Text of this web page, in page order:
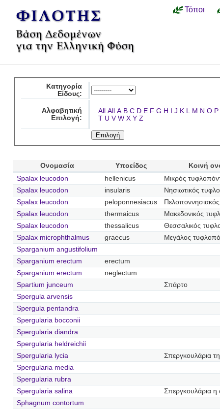
Τόποι
Κατηγορία
Είδους:
Αλφαβητική
Επιλογή:
All All A B C D E F G H I J K L M N O P
T U V W X Y Z
Ονομασία Υποείδος
Κοινή
Spalax leucodon
hellenicus
Μικρός
Spalax leucodon
insularis
Νησιωτικός
Spalax leucodon
peloponnesiacus
Spalax leucodon
thermaicus
Μακεδονικός
Spalax leucodon
thessalicus
Θεσσαλικός
Spalax microphthalmus
graecus
Μεγάλος
Sparganium angustifolium
Sparganium erectum
erectum
Sparganium erectum
neglectum
Spartium junceum
Σπάρτο
Spergula arvensis
Spergula pentandra
Spergularia bocconii
Spergularia diandra
Spergularia heldreichii
Spergularia lycia
Σπεργκουλάρια
Spergularia media
Spergularia rubra
Spergularia salina
Σπεργκουλάρια η
Sphagnum contortum